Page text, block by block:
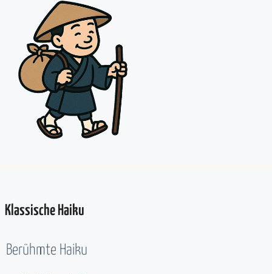
Klassische Haiku
Berühmte Haiku